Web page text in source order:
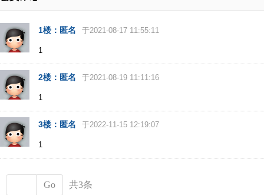
1楼：匿名 于2021-08-17 11:55:11
1
2楼：匿名 于2021-08-19 11:11:16
1
3楼：匿名 于2022-11-15 12:19:07
1
Go 共3条